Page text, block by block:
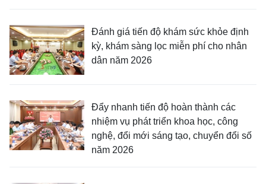
Đánh giá tiến độ khám sức khỏe định
kỳ, khám sàng lọc miễn phí cho nhân
dân năm 2026
Đẩy nhanh tiến độ hoàn thành các
nhiệm vụ phát triển khoa học, công
nghệ, đổi mới sáng tạo, chuyển đổi số
năm 2026